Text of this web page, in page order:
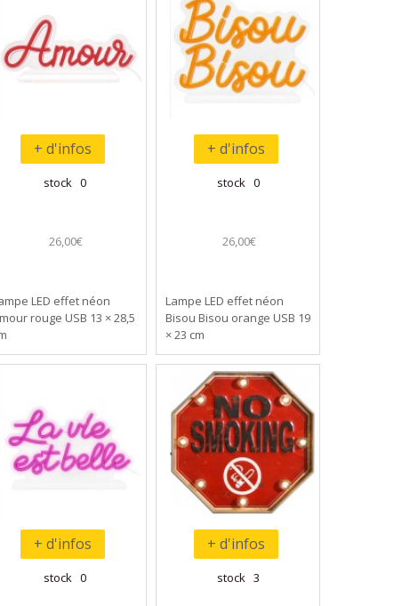
+ d'infos
stock 0
26,00€
LED effet néon
rouge USB 13 × 28,5
+ d'infos
stock 0
26,00€
Lampe LED effet néon
Bisou Bisou orange USB 19
× 23 cm
+ d'infos
stock 0
+ d'infos
stock 3